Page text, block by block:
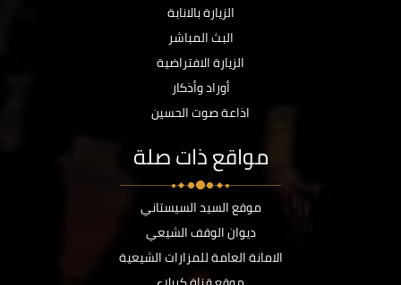
الزيارة بالانابة
البث المباشر
الزيارة الافتراضية
أوراد وأذكار
اذاعة صوت الحسين
مواقع ذات صلة
موقع السيد السيستاني
ديوان الوقف الشيعي
الامانة العامة للمزارات الشيعية